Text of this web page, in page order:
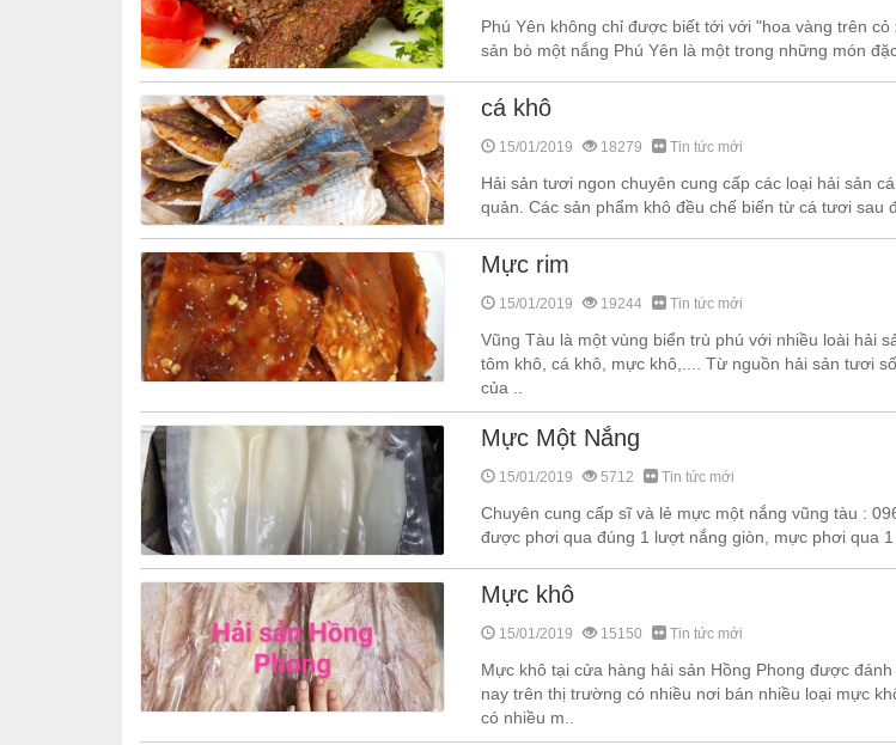
Phú Yên không chỉ được biết tới với "hoa vàng trên
sản bò một nắng Phú Yên là một trong những món
cá khô
15/01/2019 18279 Tin tức mới
Hải sản tươi ngon chuyên cung cấp các loại hải sản
quản. Các sản phẩm khô đều chế biến từ cá tươi sau
Mực rim
15/01/2019 19244 Tin tức mới
Vũng Tàu là một vùng biển trù phú với nhiều loài hải
tôm khô, cá khô, mực khô,.... Từ nguồn hải sản tươi
của ..
Mực Một Nắng
15/01/2019 5712 Tin tức mới
Chuyên cung cấp sĩ và lẻ mực một nắng vũng tàu :
được phơi qua đúng 1 lượt nắng giòn, mực phơi qua 1
Mực khô
15/01/2019 15150 Tin tức mới
Mực khô tại cửa hàng hải sản Hồng Phong được
nay trên thị trường có nhiều nơi bán nhiều loại mực
có nhiều m..